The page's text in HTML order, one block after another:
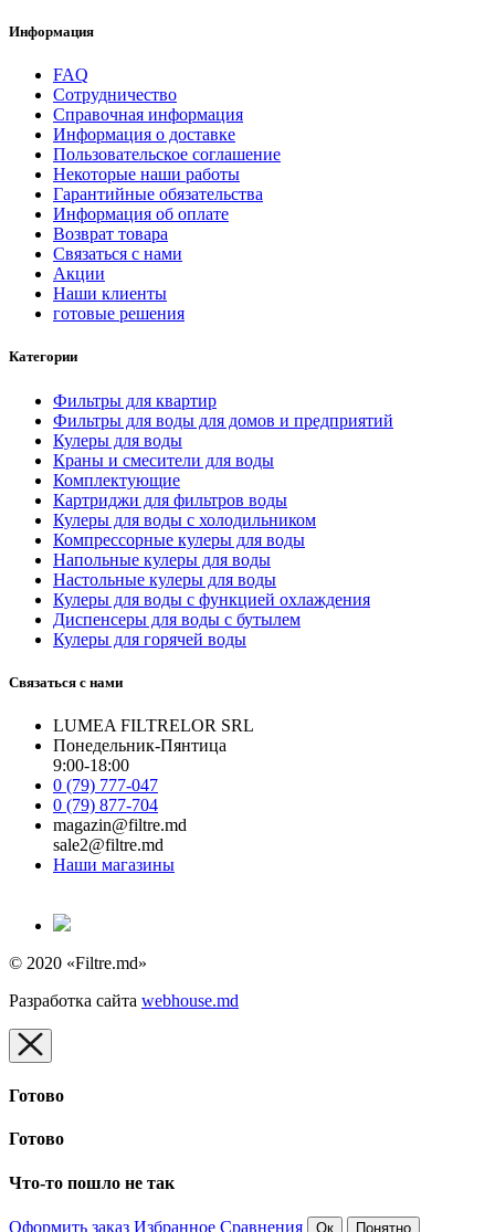
Информация
FAQ
Сотрудничество
Справочная информация
Информация о доставке
Пользовательское соглашение
Некоторые наши работы
Гарантийные обязательства
Информация об оплате
Возврат товара
Связаться с нами
Акции
Наши клиенты
готовые решения
Категории
Фильтры для квартир
Фильтры для воды для домов и предприятий
Кулеры для воды
Краны и смесители для воды
Комплектующие
Картриджи для фильтров воды
Кулеры для воды с холодильником
Компрессорные кулеры для воды
Напольные кулеры для воды
Настольные кулеры для воды
Кулеры для воды с функцией охлаждения
Диспенсеры для воды с бутылем
Кулеры для горячей воды
Связаться с нами
LUMEA FILTRELOR SRL
Понедельник-Пянтица
9:00-18:00
0 (79) 777-047
0 (79) 877-704
magazin@filtre.md
sale2@filtre.md
Наши магазины
© 2020 «Filtre.md»
Разработка сайта webhouse.md
Готово
Готово
Что-то пошло не так
Оформить заказ Избранное Сравнения Ок Понятно